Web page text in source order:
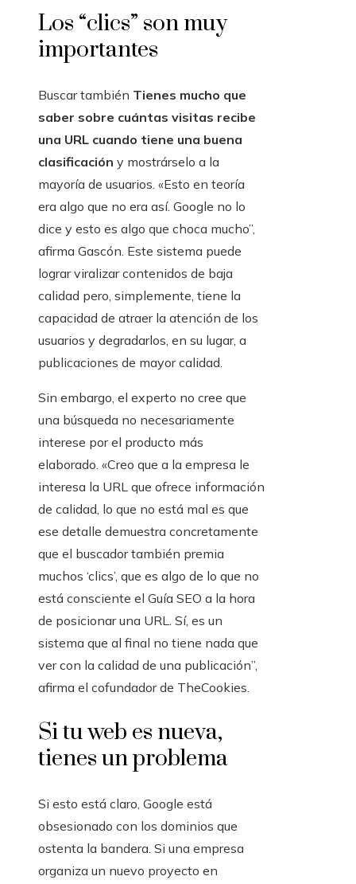
Los “clics” son muy
importantes
Buscar también Tienes mucho que
saber sobre cuántas visitas recibe
una URL cuando tiene una buena
clasificación y mostrárselo a la
mayoría de usuarios. «Esto en teoría
era algo que no era así. Google no lo
dice y esto es algo que choca mucho”,
afirma Gascón. Este sistema puede
lograr viralizar contenidos de baja
calidad pero, simplemente, tiene la
capacidad de atraer la atención de los
usuarios y degradarlos, en su lugar, a
publicaciones de mayor calidad.
Sin embargo, el experto no cree que
una búsqueda no necesariamente
interese por el producto más
elaborado. «Creo que a la empresa le
interesa la URL que ofrece información
de calidad, lo que no está mal es que
ese detalle demuestra concretamente
que el buscador también premia
muchos ‘clics’, que es algo de lo que no
está consciente el Guía SEO a la hora
de posicionar una URL. Sí, es un
sistema que al final no tiene nada que
ver con la calidad de una publicación”,
afirma el cofundador de TheCookies.
Si tu web es nueva,
tienes un problema
Si esto está claro, Google está
obsesionado con los dominios que
ostenta la bandera. Si una empresa
organiza un nuevo proyecto en